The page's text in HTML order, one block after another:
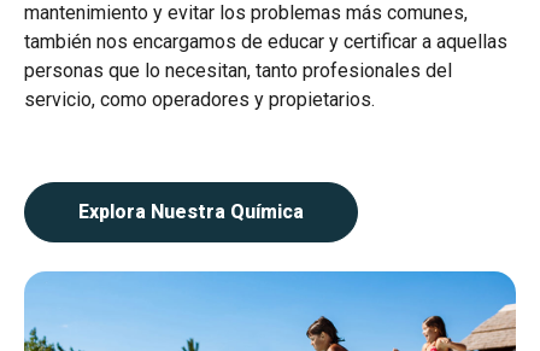
mantenimiento y evitar los problemas más comunes,
también nos encargamos de educar y certificar a aquellas
personas que lo necesitan, tanto profesionales del
servicio, como operadores y propietarios.
Explora Nuestra Química